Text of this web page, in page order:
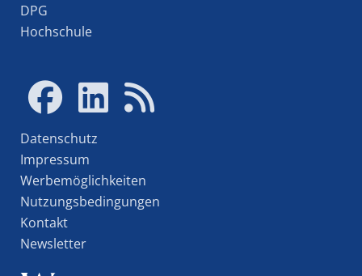
DPG
Hochschule
Datenschutz
Impressum
Werbemöglichkeiten
Nutzungsbedingungen
Kontakt
Newsletter